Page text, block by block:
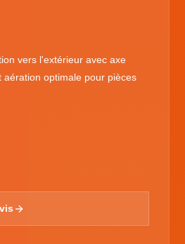
vers l'extérieur avec axe
aération optimale pour pièces